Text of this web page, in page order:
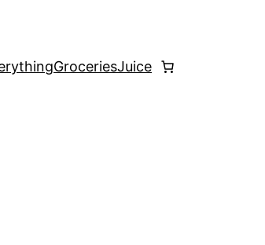
GroceriesJuice